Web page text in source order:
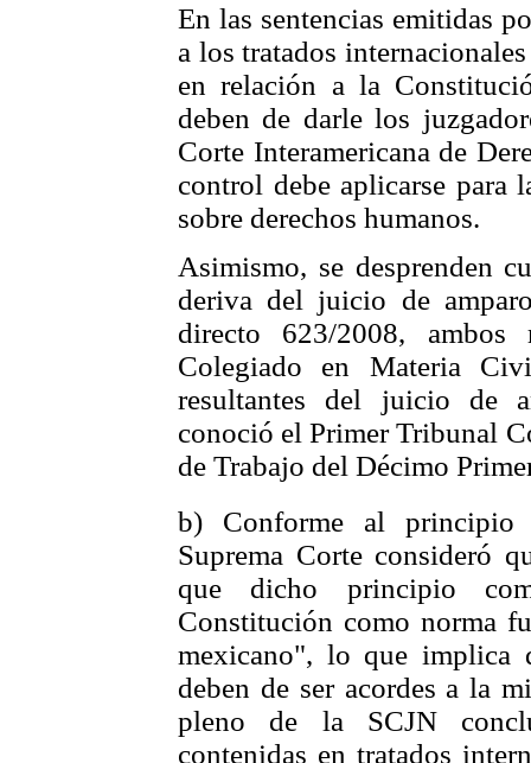
En las sentencias emitidas
a los tratados
en relación a la
deben de darle los
Corte Interamericana de
control debe aplicarse para
sobre derechos humanos.
Asimismo, se desprenden
deriva del juicio de
directo 623/2008,
Colegiado en Materia
resultantes del juicio de
conoció el Primer Tribunal
de Trabajo del Décimo
b) Conforme al principio
Suprema Corte consideró
que dicho principio
Constitución como norma
mexicano", lo que implica
deben de ser acordes a la
pleno de la SCJN
contenidas en tratados